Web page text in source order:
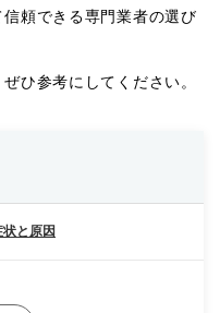
頼できる専門業者の選び
ひ参考にしてください。
と原因